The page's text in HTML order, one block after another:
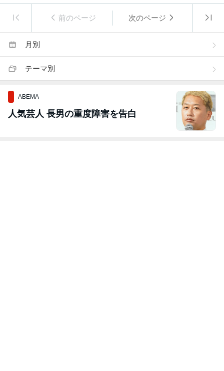
前のページ 次のページ
月別
テーマ別
ABEMA
人気芸人 長男の重度障害を告白